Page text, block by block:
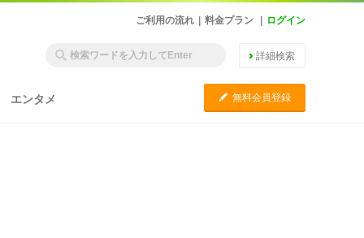
ご利用の流れ 料金プラン ログイン
詳細検索
エンタメ C 無料会員登録